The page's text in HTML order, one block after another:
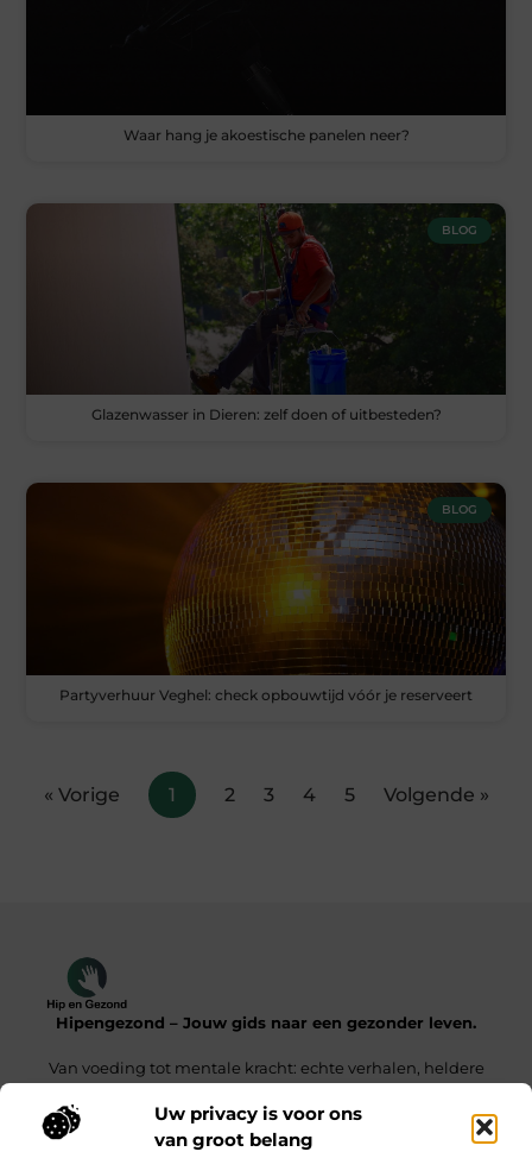
Uw privacy is voor ons
van groot belang
Waar hang je akoestische panelen neer?
BLOG
Glazenwasser in Dieren: zelf doen of uitbesteden?
BLOG
Partyverhuur Veghel: check opbouwtijd vóór je reserveert
« Vorige 1 2 3 4 5 Volgende »
Hipengezond – Jouw gids naar een gezonder leven.
Van voeding tot mentale kracht: echte verhalen, heldere
Onze informatie